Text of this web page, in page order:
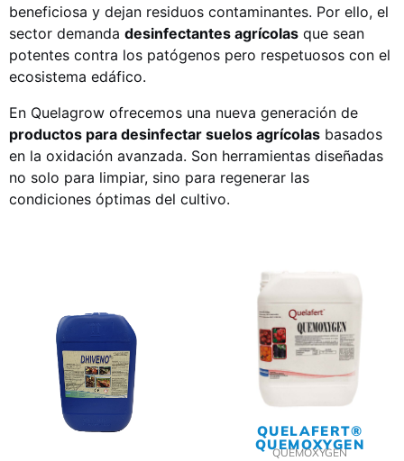
beneficiosa y dejan residuos contaminantes. Por ello, el
sector demanda desinfectantes agrícolas que sean
potentes contra los patógenos pero respetuosos con el
ecosistema edáfico.
En Quelagrow ofrecemos una nueva generación de
productos para desinfectar suelos agrícolas basados
en la oxidación avanzada. Son herramientas diseñadas
no solo para limpiar, sino para regenerar las
condiciones óptimas del cultivo.
QUELAFERT®
QUEMOXYGEN
QUEMOXYGEN